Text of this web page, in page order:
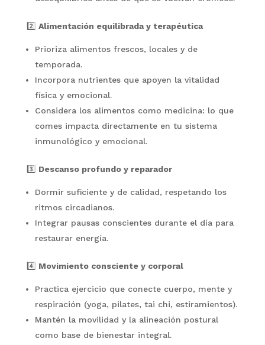
2️⃣ Alimentación equilibrada y terapéutica
Prioriza alimentos frescos, locales y de
temporada.
Incorpora nutrientes que apoyen la vitalidad
física y emocional.
Considera los alimentos como medicina: lo que
comes impacta directamente en tu sistema
inmunológico y emocional.
3️⃣ Descanso profundo y reparador
Dormir suficiente y de calidad, respetando los
ritmos circadianos.
Integrar pausas conscientes durante el día para
restaurar energía.
4️⃣ Movimiento consciente y corporal
Practica ejercicio que conecte cuerpo, mente y
respiración (yoga, pilates, tai chi, estiramientos).
Mantén la movilidad y la alineación postural
como base de bienestar integral.